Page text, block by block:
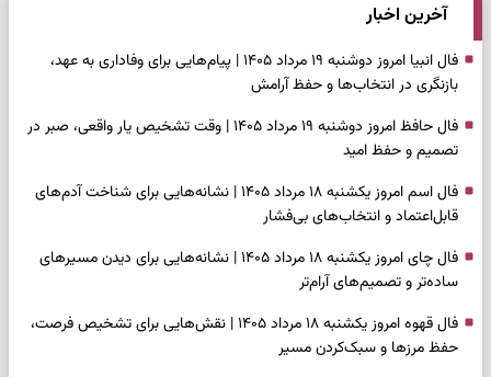
آخرین اخبار
فال انبیا امروز دوشنبه ۱۹ مرداد ۱۴۰۵ | پیام‌هایی برای وفاداری به عهد،
بازنگری در انتخاب‌ها و حفظ آرامش
فال حافظ امروز دوشنبه ۱۹ مرداد ۱۴۰۵ | وقت تشخیص یار واقعی، صبر در
تصمیم و حفظ امید
فال اسم امروز یکشنبه ۱۸ مرداد ۱۴۰۵ | نشانه‌هایی برای شناخت آدم‌های
قابل‌اعتماد و انتخاب‌های بی‌فشار
فال چای امروز یکشنبه ۱۸ مرداد ۱۴۰۵ | نشانه‌هایی برای دیدن مسیرهای
ساده‌تر و تصمیم‌های آرام‌تر
فال قهوه امروز یکشنبه ۱۸ مرداد ۱۴۰۵ | نقش‌هایی برای تشخیص فرصت،
حفظ مرزها و سبک‌کردن مسیر